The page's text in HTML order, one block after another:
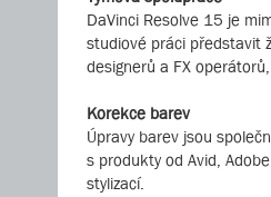
DaVinci Resolve 15 je
studiové práci představit
designerů a FX
Korekce barev
Úpravy barev jsou
s produkty od Avid,
stylizací.